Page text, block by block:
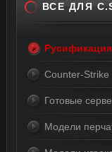
ВСЕ ДЛЯ
Counter-Strike
Готовые
Модели